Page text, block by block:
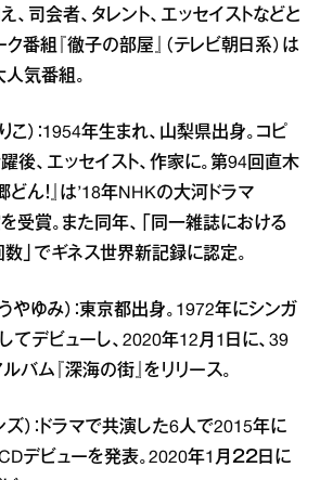
、司会者、タレント、エッセイストなどと
ク番組『徹子の部屋』（テレビ朝日系）は
気番組。
こ）：1954年生まれ、山梨県出身。コピ
後、エッセイスト、作家に。第94回直木
どん！』は’18年NHKの大河ドラマ
受賞。また同年、「同一雑誌における
」でギネス世界新記録に認定。
やゆみ）：東京都出身。1972年にシンガ
てデビューし、2020年12月1日に、39
バム『深海の街』をリリース。
ズ）：ドラマで共演した6人で2015年に
デビューを発表。2020年1月２２日に